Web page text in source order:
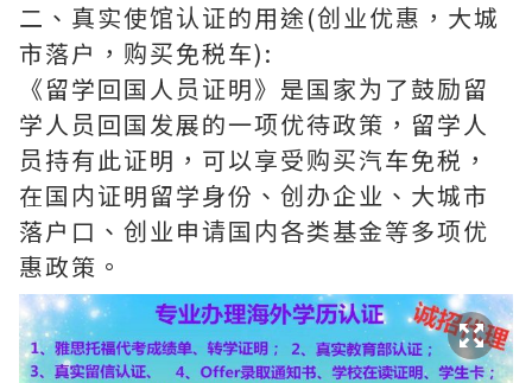
二、真实使馆认证的用途(创业优惠，大城
市落户，购买免税车):
《留学回国人员证明》是国家为了鼓励留
学人员回国发展的一项优待政策，留学人
员持有此证明，可以享受购买汽车免税，
在国内证明留学身份、创办企业、大城市
落户口、创业申请国内各类基金等多项优
惠政策。